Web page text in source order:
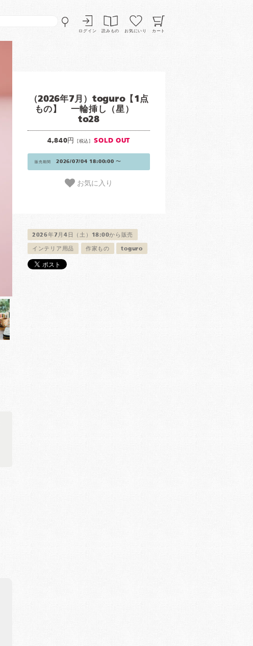
ログイン 読みもの お気にいり カート
（2026年7月）toguro【1点
もの】 一輪挿し（星）
to28
4,840円 [税込] SOLD OUT
販売期間 2026/07/04 18:00:00 〜
お気に入り
2026年7月4日（土）18:00から販売
インテリア用品 作家もの toguro